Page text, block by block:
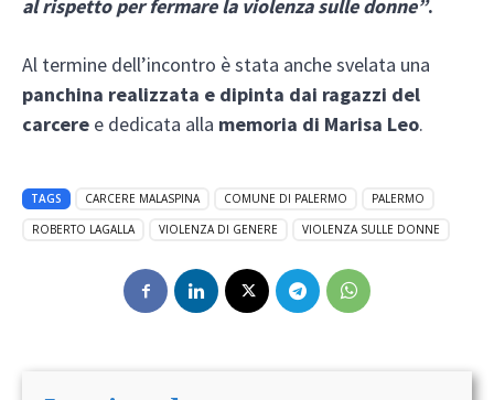
al rispetto per fermare la violenza sulle donne”.
Al termine dell’incontro è stata anche svelata una
panchina realizzata e dipinta dai ragazzi del
carcere e dedicata alla memoria di Marisa Leo.
TAGS CARCERE MALASPINA COMUNE DI PALERMO
PALERMO
ROBERTO LAGALLA
VIOLENZA DI GENERE VIOLENZA SULLE DONNE